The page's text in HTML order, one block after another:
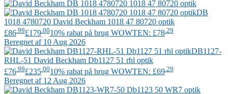
DB
1018 4780720 David Beckham 1018 47 80720 optik
£86 .99£179 .0010% rabat på brug WOWTEN: £78 .29
Beregnet af 10 Aug 2026
DB1127-
RHL-51 David Beckham Db1127 51 rhl optik
£76.99£235.0010% rabat på brug WOWTEN: £69.29
Beregnet af 12 Aug 2026